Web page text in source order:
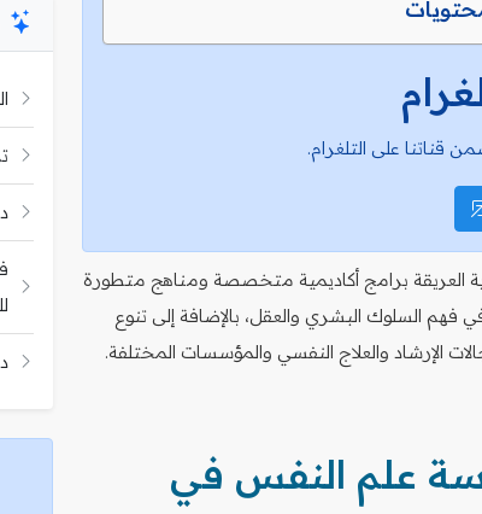
قناتنا على التلغرام.
العريقة برامج أكاديمية متخصصة ومناهج متطورة
السلوك البشري والعقل، بالإضافة إلى تنوع
الإرشاد والعلاج النفسي والمؤسسات المختلفة.
علم النفس في